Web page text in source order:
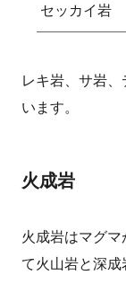
セッカイ岩
レキ岩、サ岩
います。
火成岩
火成岩はマグ
て火山岩と深成